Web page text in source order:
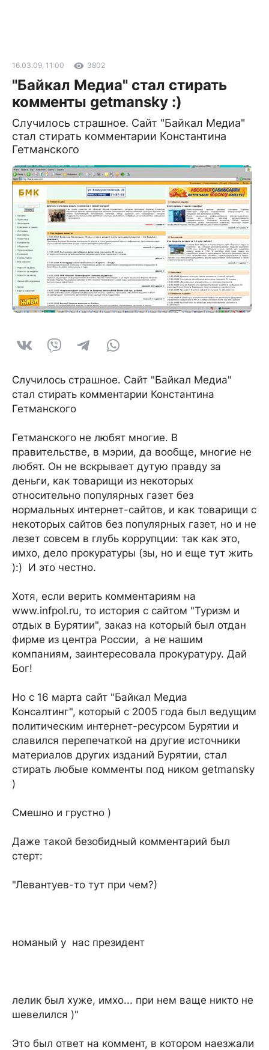
16.03.09, 11:00 3802
"Байкал Медиа" стал стирать
комменты getmansky :)
Случилось страшное. Сайт "Байкал Медиа"
стал стирать комментарии Константина
Гетманского
Случилось страшное. Сайт "Байкал Медиа"
стал стирать комментарии Константина
Гетманского
Гетманского не любят многие. В
правительстве, в мэрии, да вообще, многие не
любят. Он не вскрывает дутую правду за
деньги, как товарищи из некоторых
относительно популярных газет без
нормальных интернет-сайтов, и как товарищи с
некоторых сайтов без популярных газет, но и не
лезет совсем в глубь коррупции: так как это,
имхо, дело прокуратуры (зы, но и еще тут жить
):) И это честно.
Хотя, если верить комментариям на
www.infpol.ru, то история с сайтом "Туризм и
отдых в Бурятии", заказ на который был отдан
фирме из центра России, а не нашим
компаниям, заинтересовала прокуратуру. Дай
Бог!
Но с 16 марта сайт "Байкал Медиа
Консалтинг", который с 2005 года был ведущим
политическим интернет-ресурсом Бурятии и
славился перепечаткой на другие источники
материалов других изданий Бурятии, стал
стирать любые комменты под ником getmansky
)
Смешно и грустно )
Даже такой безобидный комментарий был
стерт:
"Левантуев-то тут при чем?)
номаный у нас президент
лелик был хуже, имхо... при нем ваще никто не
шевелился )"
Это был ответ на коммент, в котором наезжали